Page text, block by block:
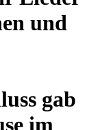
und
gab
im